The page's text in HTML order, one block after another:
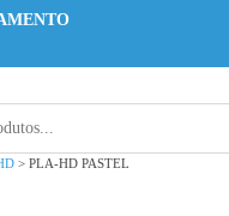
> PLA-HD PASTEL